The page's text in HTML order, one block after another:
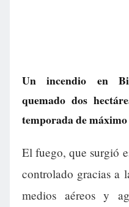
Un incendio en
quemado dos
temporada de
El fuego, que surgió
controlado gracias a
medios aéreos y